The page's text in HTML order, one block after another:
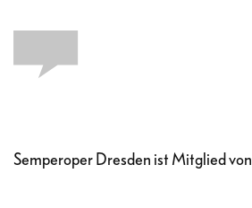
Semperoper Dresden ist Mitglied von